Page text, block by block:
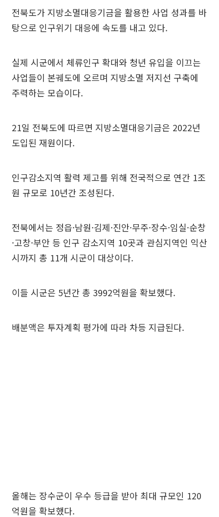
전북도가 지방소멸대응기금을 활용한 사업 성과를 바
탕으로 인구위기 대응에 속도를 내고 있다.
실제 시군에서 체류인구 확대와 청년 유입을 이끄는
사업들이 본궤도에 오르며 지방소멸 저지선 구축에
주력하는 모습이다.
21일 전북도에 따르면 지방소멸대응기금은 2022년
도입된 재원이다.
인구감소지역 활력 제고를 위해 전국적으로 연간 1조
원 규모로 10년간 조성된다.
전북에서는 정읍·남원·김제·진안·무주·장수·임실·순창
·고창·부안 등 인구 감소지역 10곳과 관심지역인 익산
시까지 총 11개 시군이 대상이다.
이들 시군은 5년간 총 3992억원을 확보했다.
배분액은 투자계획 평가에 따라 차등 지급된다.
올해는 장수군이 우수 등급을 받아 최대 규모인 120
억원을 확보했다.